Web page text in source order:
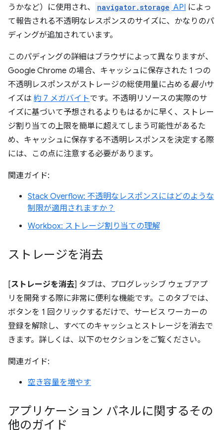
うかなど）に使用され、
navigator.storage API によっ
て報告される不透明なレスポンスのサイズに、かなりのパ
ディングが追加されています。
このパディングの詳細はブラウザによって異なりますが、
Google Chrome の場合、キャッシュに保存された 1 つの
不透明レスポンスがストレージの総使用量に占める最小サ
イズは 約 7 メガバイトです。不透明リソースの実際のサ
イズに基づいて予想されるよりもはるかに早く、ストレー
ジ割り当ての上限を簡単に超えてしまう可能性があるた
め、キャッシュに保存する不透明レスポンスを決定する際
には、この点に注意する必要があります。
関連ガイド:
Stack Overflow: 不透明なレスポンスにはどのような
制限が適用されますか？
Workbox: ストレージ割り当ての理解
ストレージを消去
[ストレージを消去] タブは、プログレッシブ ウェブアプ
リを開発する際に非常に便利な機能です。このタブでは、
ボタンを 1 回クリックするだけで、サービス ワーカーの
登録を解除し、すべてのキャッシュとストレージを消去で
きます。詳しくは、以下のセクションをご覧ください。
関連ガイド:
空き容量を増やす
アプリケーション パネルに関するその
他のガイド